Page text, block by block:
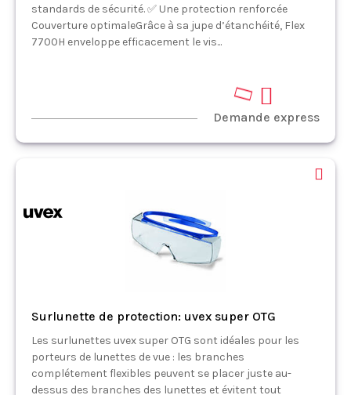
standards de sécurité. ✅ Une protection renforcée
Couverture optimaleGrâce à sa jupe d’étanchéité, Flex
7700H enveloppe efficacement le vis...
Demande express
Surlunette de protection: uvex super OTG
Les surlunettes uvex super OTG sont idéales pour les
porteurs de lunettes de vue : les branches
complétement flexibles peuvent se placer juste au-
dessus des branches des lunettes et évitent tout